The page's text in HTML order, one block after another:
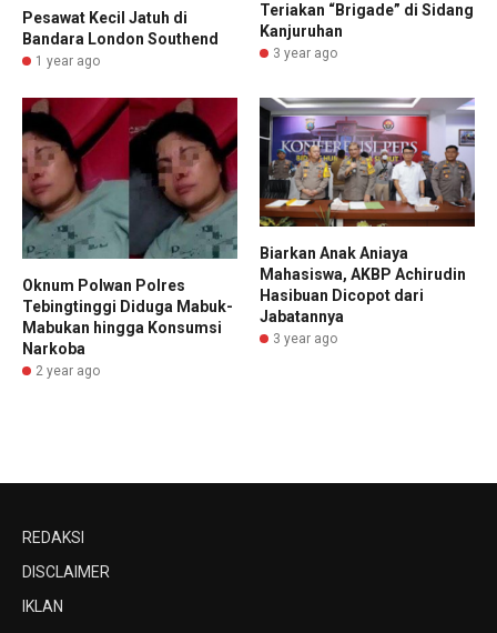
Pesawat Kecil Jatuh di
Bandara London Southend
1 year ago
Teriakan “Brigade” di Sidang
Kanjuruhan
3 year ago
Oknum Polwan Polres
Tebingtinggi Diduga Mabuk-
Mabukan hingga Konsumsi
Narkoba
2 year ago
Biarkan Anak Aniaya
Mahasiswa, AKBP Achirudin
Hasibuan Dicopot dari
Jabatannya
3 year ago
REDAKSI
DISCLAIMER
IKLAN